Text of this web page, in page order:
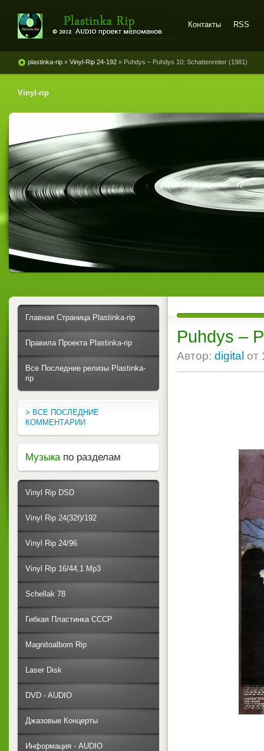
винила и магнитоальбомов
Контакты RSS
plastinka-rip » Vinyl-Rip 24-192 » Puhdys – Puhdys 10: Schattenreiter (1981)
Vinyl-rip
Puhdys –
Автор: digital от
Главная Страница Plastinka-rip
Правила Проекта Plastinka-rip
Все Последние релизы Plastinka-
rip
> ВСЕ ПОСЛЕДНИЕ
КОММЕНТАРИИ
Музыка по разделам
Vinyl Rip DSD
Vinyl Rip 24(32f)/192
Vinyl Rip 24/96
Vinyl Rip 16/44,1 Mp3
Schellak 78
Гибкая Пластинка СССР
Magnitoalbom Rip
Laser Disk
DVD - AUDIO
Джазовые Концерты
Информация - AUDIO